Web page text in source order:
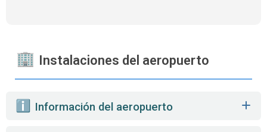
Instalaciones del aeropuerto
️ Información del aeropuerto